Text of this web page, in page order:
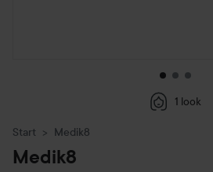
1 look
Start Medik8
Medik8